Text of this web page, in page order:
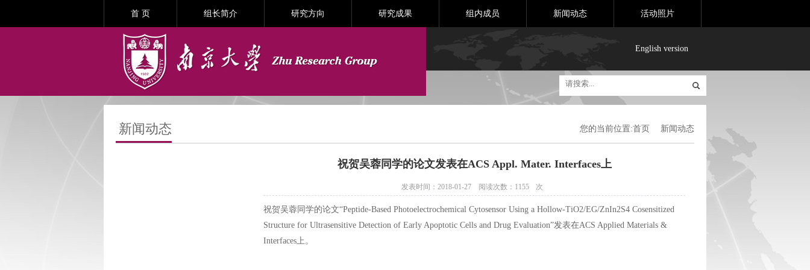
首 页 组长简介 研究方向 研究成果 组内成员 新闻动态 活动照片
English version
新闻动态 您的当前位置:首页 新闻动态
祝贺吴蓉同学的论文发表在ACS Appl. Mater. Interfaces上
发表时间：2018-01-27 阅读次数： 1155 次
祝贺吴蓉同学的论文“Peptide-Based Photoelectrochemical Cytosensor Using a Hollow-TiO2/EG/ZnIn2S4 Cosensitized
Structure for Ultrasensitive Detection of Early Apoptotic Cells and Drug Evaluation”发表在ACS Applied Materials &
Interfaces上。